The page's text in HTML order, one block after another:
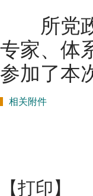
所党政
专家、体
参加了本
相关附件
【打印】